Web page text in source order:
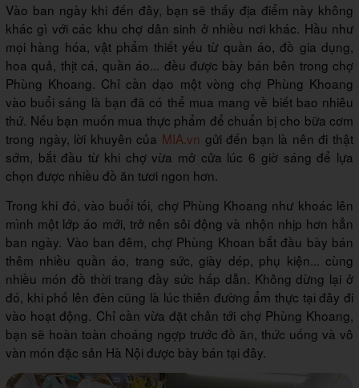
Vào ban ngày khi đến đây, bạn sẽ thấy địa điểm này không
khác gì với các khu chợ dân sinh ở nhiều nơi khác. Hầu như
mọi hàng hóa, vật phẩm thiết yếu từ quần áo, đồ gia dụng,
hoa quả, thịt cá, quần áo... đều được bày bán bên trong chợ
Phùng Khoang. Chỉ cần dạo một vòng chợ Phùng Khoang
vào buổi sáng là bạn đã có thể mua mang về biết bao nhiêu
thứ. Nếu bạn muốn mua thực phẩm để chuẩn bị cho bữa cơm
trong ngày, lời khuyên của MIA.vn gửi đến bạn là nên đi thật
sớm, bắt đầu từ khi chợ vừa mở cửa lúc 6 giờ sáng để lựa
chọn được nhiều đồ ăn tươi ngon hơn.
Trong khi đó, vào buổi tối, chợ Phùng Khoang như khoác lên
mình một lớp áo mới, trở nên sôi động và nhộn nhịp hơn hẳn
ban ngày. Vào ban đêm, chợ Phùng Khoan bắt đầu bày bán
thêm nhiều quần áo, trang sức, giày dép, phụ kiện... cùng
nhiều món đồ thời trang đầy sức hấp dẫn. Không dừng lại ở
đó, khi phố lên đèn cũng là lúc thiên đường ẩm thực tại đây đi
vào hoạt động. Chỉ cần vừa đặt chân tới chợ Phùng Khoang,
bạn sẽ hoàn toàn choáng ngợp trước đồ ăn, thức uống và vô
vàn món đặc sản Hà Nội được bày bán tại đây.